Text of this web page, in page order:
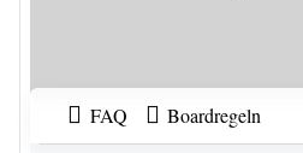
FAQ Boardregeln